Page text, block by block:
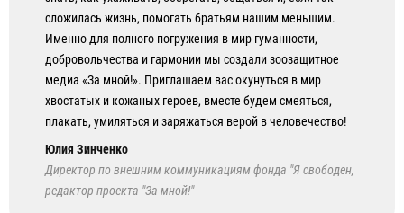
сложилась жизнь, помогать братьям нашим меньшим.
Именно для полного погружения в мир гуманности,
добровольчества и гармонии мы создали зоозащитное
медиа «За мной!». Приглашаем вас окунуться в мир
хвостатых и кожаных героев, вместе будем смеяться,
плакать, умиляться и заряжаться верой в человечество!
Юлия Зинченко
Директор по внешним коммуникациям фонда "Я свободен,
редактор проекта "За мной!"